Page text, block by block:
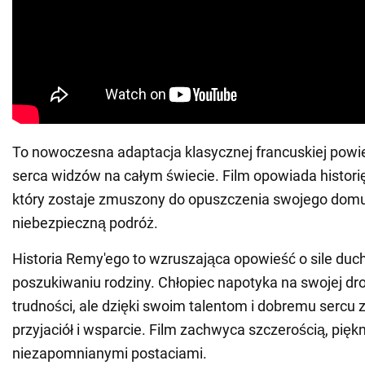
To nowoczesna adaptacja klasycznej francuskiej
serca widzów na całym świecie. Film opowiada
który zostaje zmuszony do opuszczenia swojego
niebezpieczną podróż.
Historia Remy'ego to wzruszająca opowieść o sile
poszukiwaniu rodziny. Chłopiec napotyka na swojej
trudności, ale dzięki swoim talentom i dobremu sercu
przyjaciół i wsparcie. Film zachwyca szczerością,
niezapomnianymi postaciami.